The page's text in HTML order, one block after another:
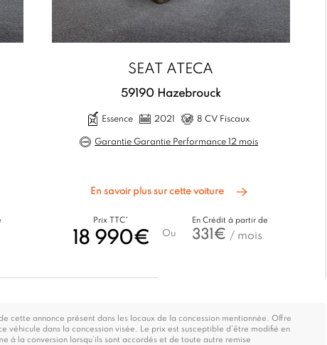
SEAT ATECA
59190 Hazebrouck
Essence 2021 8 CV Fiscaux
Garantie Garantie Performance 12 mois
En savoir plus sur cette voiture
Prix TTC*
18 990€ Ou
En Crédit à partir de
331€ / mois
cette annonce présent dans les locaux de la concession mentionnée. Offre
dans la concession visée. Le prix est susceptible d’être modifié en
à la conversion lorsqu’ils sont accordés et de toute autre remise